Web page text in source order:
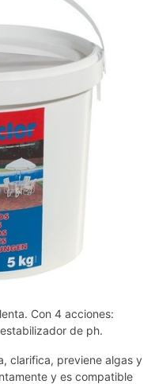
Con 4 acciones:
de ph.
clarifica, previene algas y
y es compatible